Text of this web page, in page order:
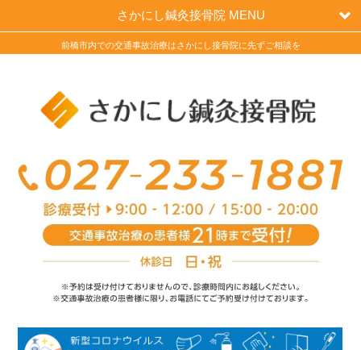
前橋市内での交通事故治療はさかにし接骨院に先ずご相談を
さかにし鍼灸接骨院 MENU